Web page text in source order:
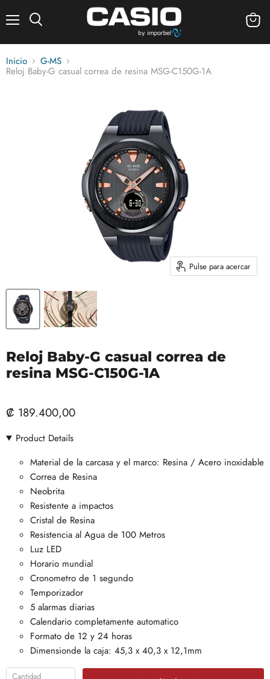
carrito
Inicio G-MS
Reloj Baby-G casual correa de resina MSG-C150G-1A
Pulse para acercar
Reloj Baby-G casual correa de
resina MSG-C150G-1A
₡ 189.400,00
Product Details
Material de la carcasa y el marco: Resina / Acero inoxidable
Correa de Resina
Neobrita
Resistente a impactos
Cristal de Resina
Resistencia al Agua de 100 Metros
Luz LED
Horario mundial
Cronometro de 1 segundo
Temporizador
5 alarmas diarias
Calendario completamente automatico
Formato de 12 y 24 horas
Dimensionde la caja: 45,3 x 40,3 x 12,1mm
Cantidad